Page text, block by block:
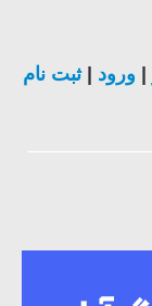
ورود |ثبت نام